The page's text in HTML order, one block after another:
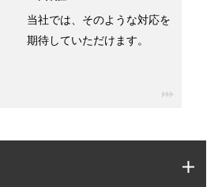
当社では、そのような対応を
期待していただけます。